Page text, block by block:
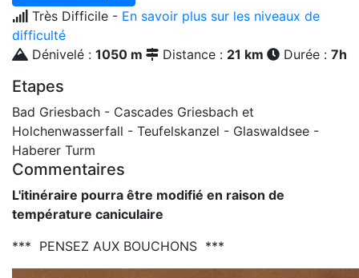
Très Difficile - En savoir plus sur les niveaux de
difficulté
Dénivelé : 1050 m Distance : 21 km Durée : 7h
Etapes
Bad Griesbach - Cascades Griesbach et
Holchenwasserfall - Teufelskanzel - Glaswaldsee -
Haberer Turm
Commentaires
L'itinéraire pourra être modifié en raison de
température caniculaire
*** PENSEZ AUX BOUCHONS ***